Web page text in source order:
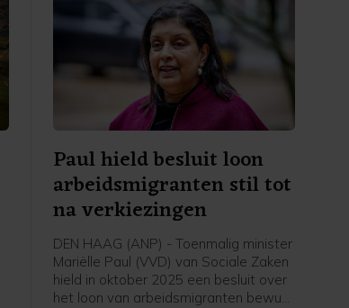
Paul hield besluit loon
arbeidsmigranten stil tot
na verkiezingen
DEN HAAG (ANP) - Toenmalig minister
Mariëlle Paul (VVD) van Sociale Zaken
hield in oktober 2025 een besluit over
het loon van arbeidsmigranten bewust